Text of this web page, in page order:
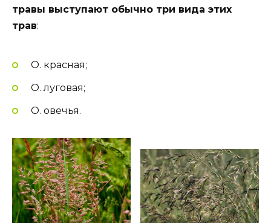
травы выступают обычно три вида этих
трав:
О. красная;
О. луговая;
О. овечья.